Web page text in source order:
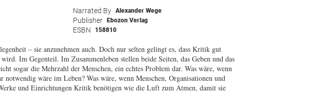
Narrated By Alexander Wege
Publisher Ebozon Verlag
ESBN 158810
– sie anzunehmen auch. Doch nur selten gelingt es, dass Kritik gut
Im Gegenteil. Im Zusammenleben stellen beide Seiten, das Geben und das
sogar die Mehrzahl der Menschen, ein echtes Problem dar. Was wäre, wenn
wäre im Leben? Was wäre, wenn Menschen, Organisationen und
und Einrichtungen Kritik benötigen wie die Luft zum Atmen, damit sie